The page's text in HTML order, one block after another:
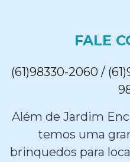
FALE
(61)98330-2060 /
Além de Jardim
temos uma
brinquedos para